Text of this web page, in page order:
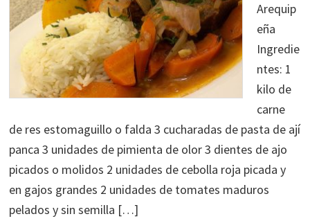
Arequip
eña
Ingredie
ntes: 1
kilo de
carne
de res estomaguillo o falda 3 cucharadas de pasta de ají
panca 3 unidades de pimienta de olor 3 dientes de ajo
picados o molidos 2 unidades de cebolla roja picada y
en gajos grandes 2 unidades de tomates maduros
pelados y sin semilla […]